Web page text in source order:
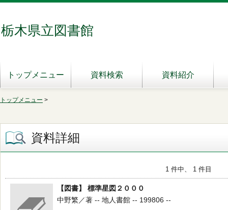
栃木県立図書館
トップメニュー 資料検索 資料紹介
トップメニュー >
資料詳細
1 件中、 1 件目
【図書】 標準星図２０００
中野繁／著 -- 地人書館 -- 199806 --